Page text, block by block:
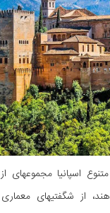
اسپانیا مجموعهای
از شگفتیهای